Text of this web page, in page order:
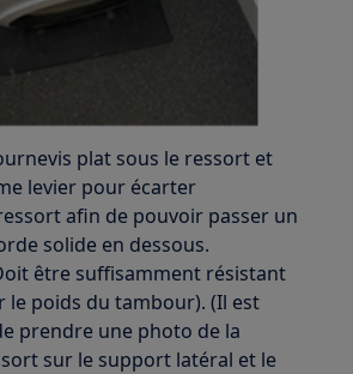
plat sous le ressort et
levier pour écarter
afin de pouvoir passer un
solide en dessous.
être suffisamment résistant
poids du tambour). (Il est
prendre une photo de la
sur le support latéral et le